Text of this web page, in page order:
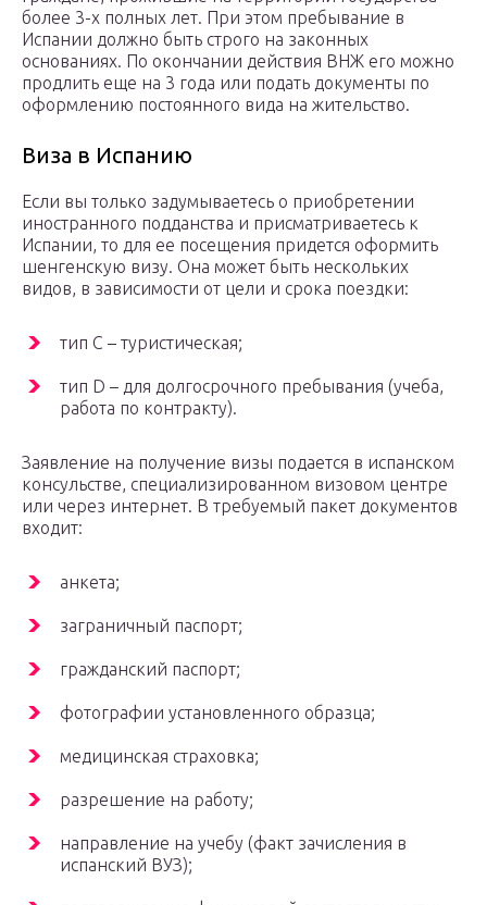
более 3-х полных лет. При этом пребывание в
Испании должно быть строго на законных
основаниях. По окончании действия ВНЖ его можно
продлить еще на 3 года или подать документы по
оформлению постоянного вида на жительство.
Виза в Испанию
Если вы только задумываетесь о приобретении
иностранного подданства и присматриваетесь к
Испании, то для ее посещения придется оформить
шенгенскую визу. Она может быть нескольких
видов, в зависимости от цели и срока поездки:
тип С – туристическая;
тип D – для долгосрочного пребывания (учеба,
работа по контракту).
Заявление на получение визы подается в испанском
консульстве, специализированном визовом центре
или через интернет. В требуемый пакет документов
входит:
анкета;
заграничный паспорт;
гражданский паспорт;
фотографии установленного образца;
медицинская страховка;
разрешение на работу;
направление на учебу (факт зачисления в
испанский ВУЗ);